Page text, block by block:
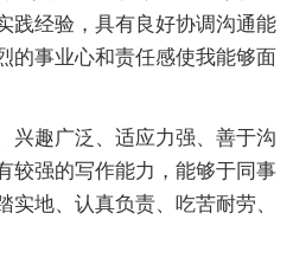
践经验，具有良好协调沟通能
的事业心和责任感使我能够面
兴趣广泛、适应力强、善于沟
较强的写作能力，能够于同事
地、认真负责、吃苦耐劳、